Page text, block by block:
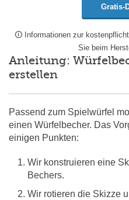
Gratis-
🛈 Informationen zur
Sie beim
Anleitung:
erstellen
Passend zum Spielwürfel
einen Würfelbecher. Das
einigen Punkten:
Wir konstruieren eine
Bechers.
Wir rotieren die Skizze